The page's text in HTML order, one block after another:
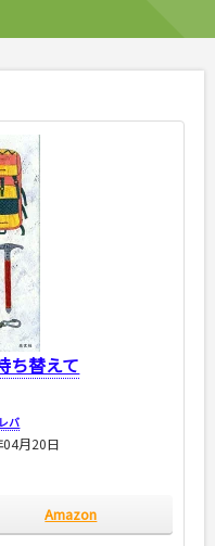
ち替えて
バ
月20日
Amazon